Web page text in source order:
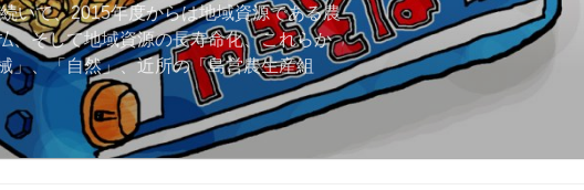
いて、2015年度からは地域資源である農
、そして地域資源の長寿命化、これらか
」、「自然」、近所の「島営農生産組